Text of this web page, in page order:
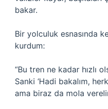
bakar.
Bir yolculuk esnasında
kurdum:
“Bu tren ne kadar hızlı
Sanki ‘Hadi bakalım,
ama biraz da mola